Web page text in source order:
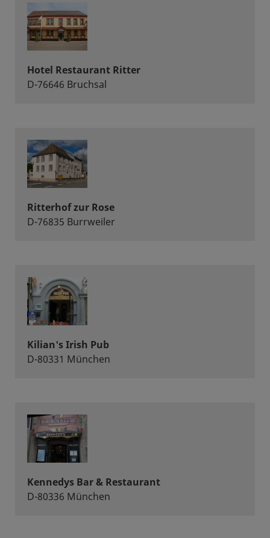
Hotel Restaurant Ritter
D-76646 Bruchsal
Ritterhof zur Rose
D-76835 Burrweiler
Kilian's Irish Pub
D-80331 München
Kennedys Bar & Restaurant
D-80336 München